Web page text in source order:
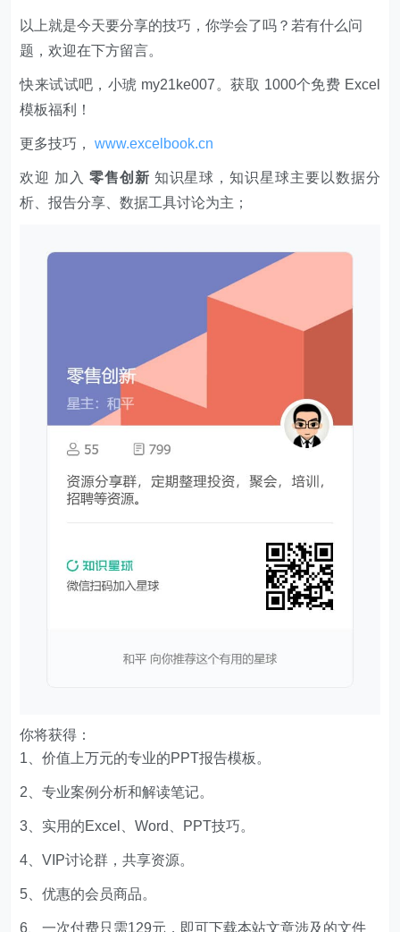
以上就是今天要分享的技巧，你学会了吗？若有什么问
题，欢迎在下方留言。
快来试试吧，小琥 my21ke007。获取 1000个免费 Excel
模板福利​​​​！
更多技巧，www.excelbook.cn
欢迎 加入 零售创新 知识星球，知识星球主要以数据分
析、报告分享、数据工具讨论为主；
你将获得：
1、价值上万元的专业的PPT报告模板。
2、专业案例分析和解读笔记。
3、实用的Excel、Word、PPT技巧。
4、VIP讨论群，共享资源。
5、优惠的会员商品。
6、一次付费只需129元，即可下载本站文章涉及的文件